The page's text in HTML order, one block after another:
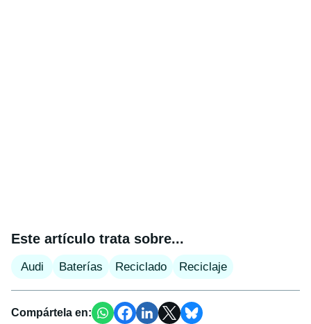
Este artículo trata sobre...
Audi Baterías Reciclado Reciclaje
Compártela en: